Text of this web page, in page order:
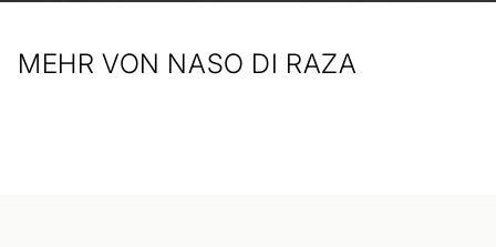
MEHR VON NASO DI RAZA